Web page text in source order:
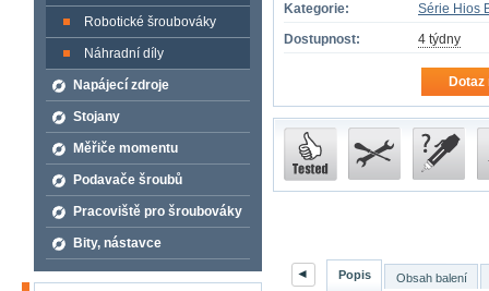
Kategorie:
Série Hios
Dostupnost:
4 týdny
Dotaz
◄ Popis Obsah balení
Robotické šroubováky
Náhradní díly
Napájecí zdroje
Stojany
Měřiče momentu
Podavače šroubů
Pracoviště pro šroubováky
Bity, nástavce